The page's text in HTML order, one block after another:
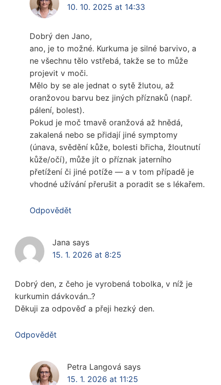
10. 10. 2025 at 14:33
Dobrý den Jano,
ano, je to možné. Kurkuma je silné barvivo, a
ne všechnu tělo vstřebá, takže se to může
projevit v moči.
Mělo by se ale jednat o sytě žlutou, až
oranžovou barvu bez jiných příznaků (např.
pálení, bolest).
Pokud je moč tmavě oranžová až hnědá,
zakalená nebo se přidají jiné symptomy
(únava, svědění kůže, bolesti břicha, žloutnutí
kůže/očí), může jít o příznak jaterního
přetížení či jiné potíže — a v tom případě je
vhodné užívání přerušit a poradit se s lékařem.
Odpovědět
Jana says
15. 1. 2026 at 8:25
Dobrý den, z čeho je vyrobená tobolka, v níž je
kurkumin dávkován..?
Děkuji za odpověď a přeji hezký den.
Odpovědět
Petra Langová says
15. 1. 2026 at 11:25